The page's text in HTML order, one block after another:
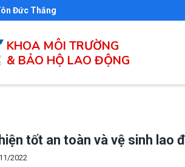
Đức Thắng
KHOA MÔI TRƯỜNG
& BẢO HỘ LAO ĐỘNG
tốt an toàn và vệ sinh lao
2022